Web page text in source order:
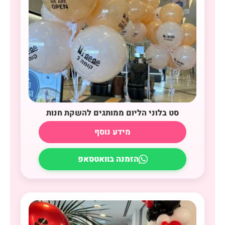
סט בלוני הליום ממותגים להשקת חנות
מידע נוסף
הזמנה בוואטסאפ